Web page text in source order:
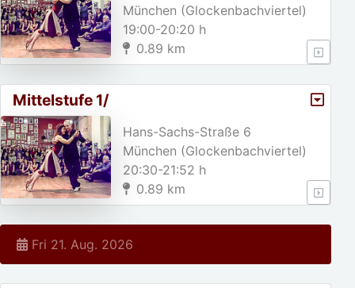
München (Glockenbachviertel)
19:00-20:20 h
0.89 km
Mittelstufe 1/
Hans-Sachs-Straße 6
München (Glockenbachviertel)
20:30-21:52 h
0.89 km
Fri 21. Aug. 2026